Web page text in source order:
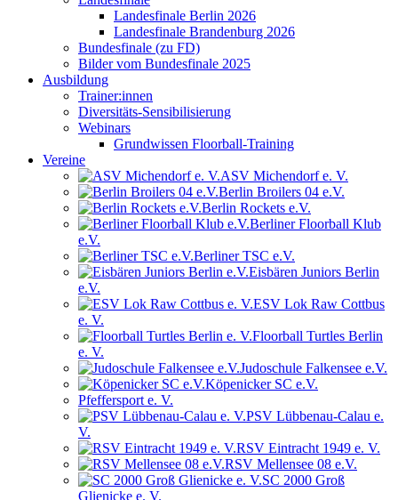
Landesfinale Berlin 2026
Landesfinale Brandenburg 2026
Bundesfinale (zu FD)
Bilder vom Bundesfinale 2025
Ausbildung
Trainer:innen
Diversitäts-Sensibilisierung
Webinars
Grundwissen Floorball-Training
Vereine
ASV Michendorf e. V.
Berlin Broilers 04 e.V.
Berlin Rockets e.V.
Berliner Floorball Klub
e.V.
Berliner TSC e.V.
Eisbären Juniors Berlin
e.V.
ESV Lok Raw Cottbus
e. V.
Floorball Turtles Berlin
e. V.
Judoschule Falkensee e.V.
Köpenicker SC e.V.
Pfeffersport e. V.
PSV Lübbenau-Calau e.
V.
RSV Eintracht 1949 e. V.
RSV Mellensee 08 e.V.
SC 2000 Groß
Glienicke e. V.